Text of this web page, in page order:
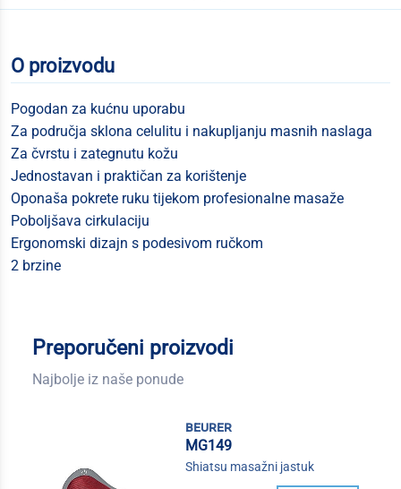
O proizvodu
Pogodan za kućnu uporabu
Za područja sklona celulitu i nakupljanju masnih naslaga
Za čvrstu i zategnutu kožu
Jednostavan i praktičan za korištenje
Oponaša pokrete ruku tijekom profesionalne masaže
Poboljšava cirkulaciju
Ergonomski dizajn s podesivom ručkom
2 brzine
Preporučeni proizvodi
Najbolje iz naše ponude
beurer
MG149
Shiatsu masažni jastuk